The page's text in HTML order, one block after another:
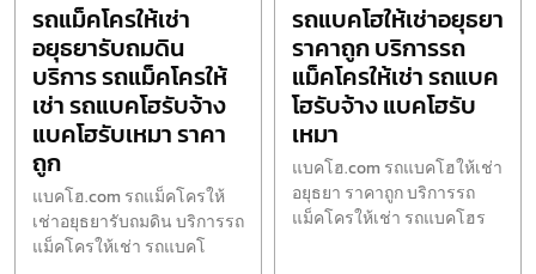
รถแม็คโครให้เช่า
อยุธยารับถมดิน
บริการ รถแม็คโครให้
เช่า รถแบคโฮรับจ้าง
แบคโฮรับเหมา ราคา
ถูก
แบคโฮ.com รถแม็คโครให้
เช่าอยุธยารับถมดิน บริการรถ
แม็คโครให้เช่า รถแบคโ
รถแบคโฮให้เช่าอยุธยา
ราคาถูก บริการรถ
แม็คโครให้เช่า รถแบค
โฮรับจ้าง แบคโฮรับ
เหมา
แบคโฮ.com รถแบคโฮให้เช่า
อยุธยา ราคาถูก บริการรถ
แม็คโครให้เช่า รถแบคโฮร